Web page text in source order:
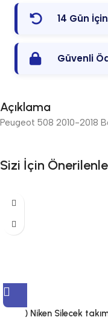
14 Gün
Güvenli
Açıklama
Peugeot 508 2010-2018
Sizi İçin
) Niken Silecek